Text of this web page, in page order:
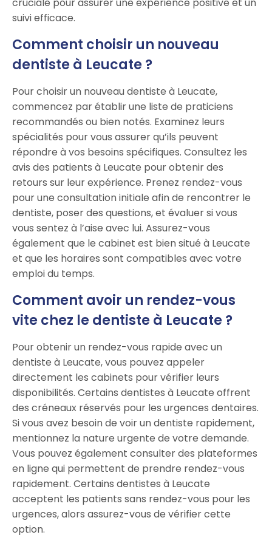
cruciale pour assurer une expérience positive et un
suivi efficace.
Comment choisir un nouveau
dentiste à Leucate ?
Pour choisir un nouveau dentiste à Leucate,
commencez par établir une liste de praticiens
recommandés ou bien notés. Examinez leurs
spécialités pour vous assurer qu’ils peuvent
répondre à vos besoins spécifiques. Consultez les
avis des patients à Leucate pour obtenir des
retours sur leur expérience. Prenez rendez-vous
pour une consultation initiale afin de rencontrer le
dentiste, poser des questions, et évaluer si vous
vous sentez à l’aise avec lui. Assurez-vous
également que le cabinet est bien situé à Leucate
et que les horaires sont compatibles avec votre
emploi du temps.
Comment avoir un rendez-vous
vite chez le dentiste à Leucate ?
Pour obtenir un rendez-vous rapide avec un
dentiste à Leucate, vous pouvez appeler
directement les cabinets pour vérifier leurs
disponibilités. Certains dentistes à Leucate offrent
des créneaux réservés pour les urgences dentaires.
Si vous avez besoin de voir un dentiste rapidement,
mentionnez la nature urgente de votre demande.
Vous pouvez également consulter des plateformes
en ligne qui permettent de prendre rendez-vous
rapidement. Certains dentistes à Leucate
acceptent les patients sans rendez-vous pour les
urgences, alors assurez-vous de vérifier cette
option.